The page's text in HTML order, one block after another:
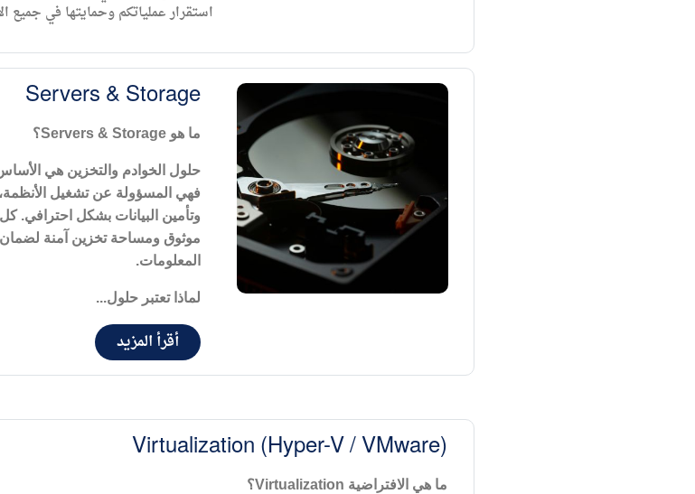
استقرار عملياتكم وحمايتها في جميع
Servers & Storage
ما هو Servers & Storage ؟
حلول الخوادم والتخزين هي
فهي المسؤولة عن تشغيل الأنظمة،
وتأمين البيانات بشكل
موثوق ومساحة تخزين آمنة
المعلومات.
لماذا تعتبر حلول...
أقرأ المزيد
Virtualization (Hyper-V / VMware)
ما هي الافتراضية ؟